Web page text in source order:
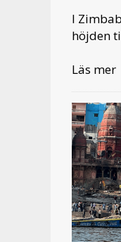
I
höjden
Läs mer